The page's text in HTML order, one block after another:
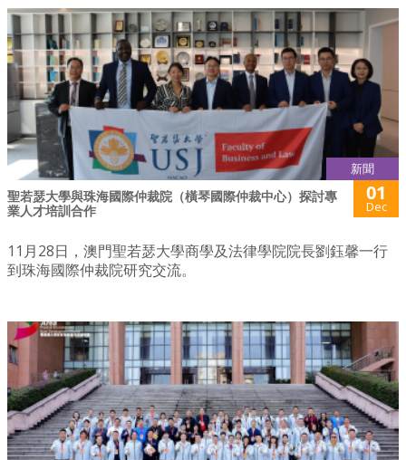
新聞
聖若瑟大學與珠海國際仲裁院（橫琴國際仲裁中心）探討專
業人才培訓合作
01
Dec
11月28日，澳門聖若瑟大學商學及法律學院院長劉鈺馨一行
到珠海國際仲裁院研究交流。